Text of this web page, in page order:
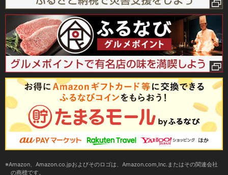
Amazon、Amazon.co.jpおよびそのロゴは、Amazon.com,Inc.またはその関連会社
の商標です。